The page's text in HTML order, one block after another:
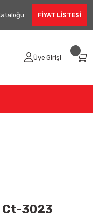
FİYAT LİSTESİ
Üye Girişi
Ct-3023